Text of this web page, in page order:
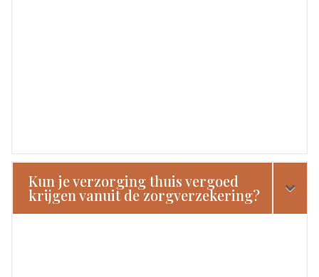
Kun je verzorging thuis vergoed
krijgen vanuit de zorgverzekering?